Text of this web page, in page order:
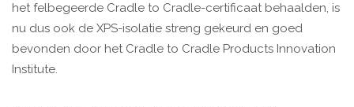
het felbegeerde Cradle to Cradle-certificaat behaalden, is
nu dus ook de XPS-isolatie streng gekeurd en goed
bevonden door het Cradle to Cradle Products Innovation
Institute.